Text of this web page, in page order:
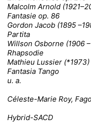
Malcolm Arnold
Fantasie op. 86
Gordon Jacob (1895
Partita
Willson Osborne (1906
Rhapsodie
Mathieu Lussier (*1973)
Fantasia Tango
u. a.
Céleste-Marie Roy,
Hybrid-SACD